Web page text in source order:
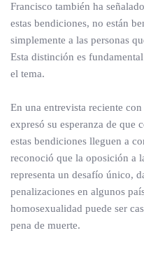
Francisco también ha
estas bendiciones, no están
simplemente a las personas
Esta distinción es
el tema.
En una entrevista reciente
expresó su esperanza de que
estas bendiciones lleguen a
reconoció que la oposición a
representa un desafío único,
penalizaciones en algunos
homosexualidad puede ser
pena de muerte.